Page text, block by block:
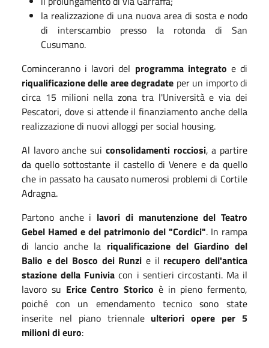
la realizzazione di una nuova area di sosta e nodo
di interscambio presso la rotonda di San
Cusumano.
Cominceranno i lavori del programma integrato e di
riqualificazione delle aree degradate per un importo di
circa 15 milioni nella zona tra l'Università e via dei
Pescatori, dove si attende il finanziamento anche della
realizzazione di nuovi alloggi per social housing.
Al lavoro anche sui consolidamenti rocciosi, a partire
da quello sottostante il castello di Venere e da quello
che in passato ha causato numerosi problemi di Cortile
Adragna.
Partono anche i lavori di manutenzione del Teatro
Gebel Hamed e del patrimonio del "Cordici". In rampa
di lancio anche la riqualificazione del Giardino del
Balio e del Bosco dei Runzi e il recupero dell'antica
stazione della Funivia con i sentieri circostanti. Ma il
lavoro su Erice Centro Storico è in pieno fermento,
poiché con un emendamento tecnico sono state
inserite nel piano triennale ulteriori opere per 5
milioni di euro: